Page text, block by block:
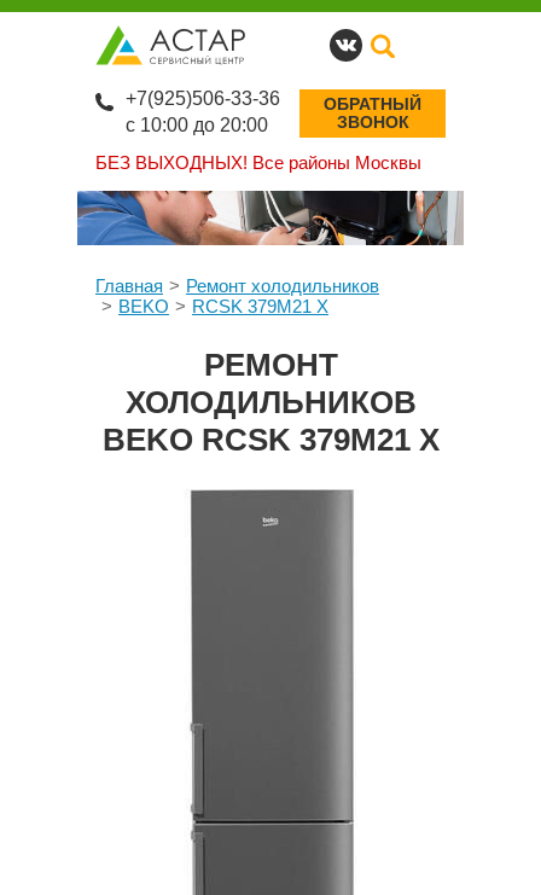
БЕЗ ВЫХОДНЫХ! Все районы Москвы
+7(925)506-33-36
с 10:00 до 20:00
ОБРАТНЫЙ
ЗВОНОК
Главная
Ремонт холодильников
BEKO
RCSK 379M21 X
РЕМОНТ
ХОЛОДИЛЬНИКОВ
BEKO RCSK 379M21 X